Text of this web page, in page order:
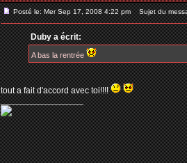
Posté le: Mer Sep 17, 2008 4:22 pm Sujet du
Duby a écrit:
A bas la rentrée
tout a fait d'accord avec toi!!!!
_________________